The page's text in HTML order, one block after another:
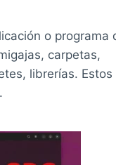
o programa
carpetas,
librerías. Estos